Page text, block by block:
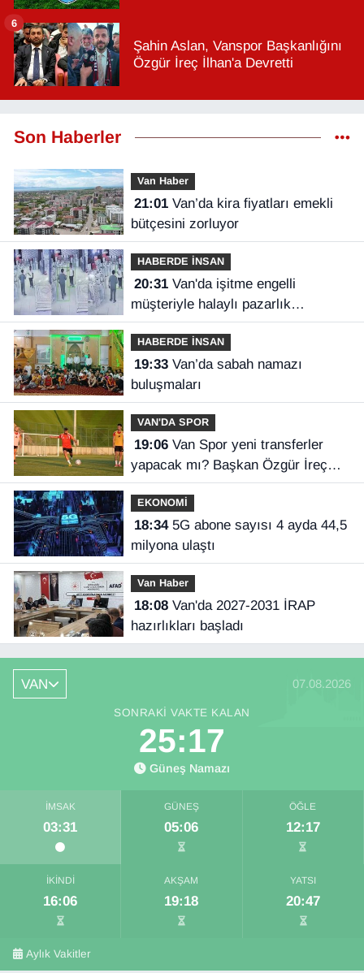
Şahin Aslan, Vanspor Başkanlığını
Özgür İreç İlhan'a Devretti
6
Son Haberler
Van Haber
21:01Van’da kira fiyatları emekli
bütçesini zorluyor
HABERDE İNSAN
20:31Van'da işitme engelli
müşteriyle halaylı pazarlık
gülümsetti
HABERDE İNSAN
19:33Van’da sabah namazı
buluşmaları
VAN'DA SPOR
19:06Van Spor yeni transferler
yapacak mı? Başkan Özgür İreç
İlhan açıkladı
EKONOMİ
18:345G abone sayısı 4 ayda 44,5
milyona ulaştı
Van Haber
18:08Van'da 2027-2031 İRAP
hazırlıkları başladı
VAN 07.08.2026
SONRAKI VAKTE KALAN
25:16
Güneş Namazı
İMSAK
03:31
GÜNEŞ
05:06
ÖĞLE
12:17
İKINDI
16:06
AKŞAM
19:18
YATSI
20:47
Aylık Vakitler